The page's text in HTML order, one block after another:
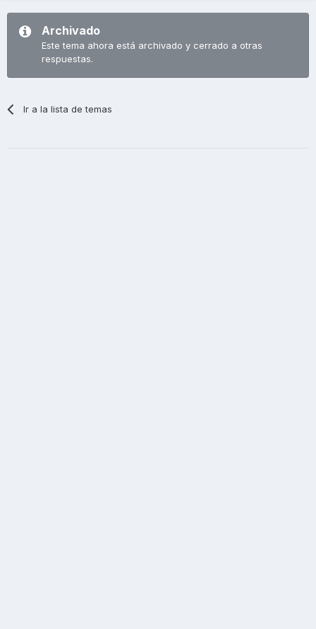
Archivado
Este tema ahora está archivado y cerrado a otras
respuestas.
Ir a la lista de temas